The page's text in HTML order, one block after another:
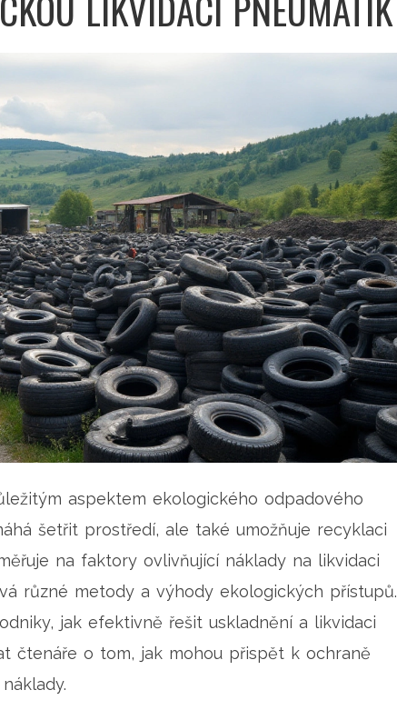
aspektem ekologického odpadového
šetřit prostředí, ale také umožňuje recyklaci
na faktory ovlivňující náklady na likvidaci
různé metody a výhody ekologických přístupů.
jak efektivně řešit uskladnění a likvidaci
čtenáře o tom, jak mohou přispět k ochraně